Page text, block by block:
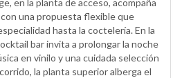
una propuesta flexible que
hasta la coctelería. En la
bar invita a prolongar la noche
en vinilo y una cuidada selección
la planta superior alberga el